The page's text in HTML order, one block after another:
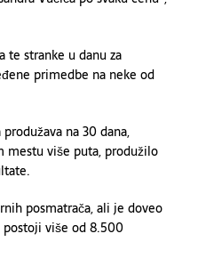
te stranke u danu za
primedbe na neke od
na 30 dana,
mestu više puta, produžilo
posmatrača, ali je doveo
postoji više od 8.500